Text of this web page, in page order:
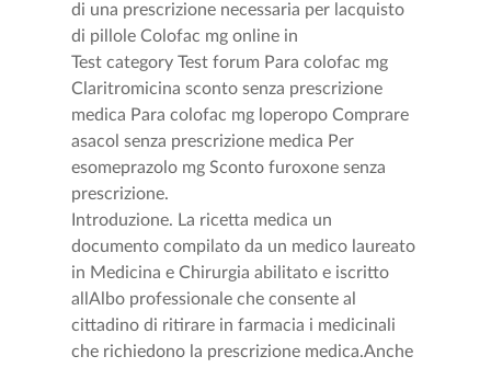
di una prescrizione necessaria per lacquisto
di pillole Colofac mg online in
Test category Test forum Para colofac mg
Claritromicina sconto senza prescrizione
medica Para colofac mg loperopo Comprare
asacol senza prescrizione medica Per
esomeprazolo mg Sconto furoxone senza
prescrizione.
Introduzione. La ricetta medica un
documento compilato da un medico laureato
in Medicina e Chirurgia abilitato e iscritto
allAlbo professionale che consente al
cittadino di ritirare in farmacia i medicinali
che richiedono la prescrizione medica.Anche